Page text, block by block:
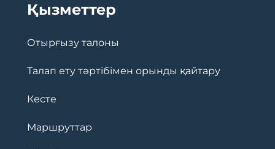
Қызметтер
Отырғызу талоны
Талап ету тәртібімен орынды қайтару
Кесте
Маршруттар